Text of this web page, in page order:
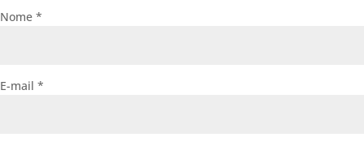
Nome *
E-mail *